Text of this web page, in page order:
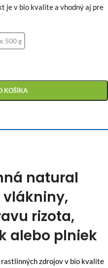
je v bio kvalite a vhodný aj pre
500 g
KOŠÍKA
natural
rizota,
alebo plniek
zdrojov v bio kvalite